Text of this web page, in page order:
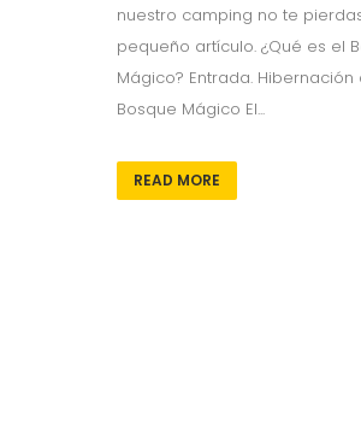
nuestro camping no te
pequeño artículo. ¿Qué es el
Mágico? Entrada. Hibernación
Bosque Mágico El...
READ MORE